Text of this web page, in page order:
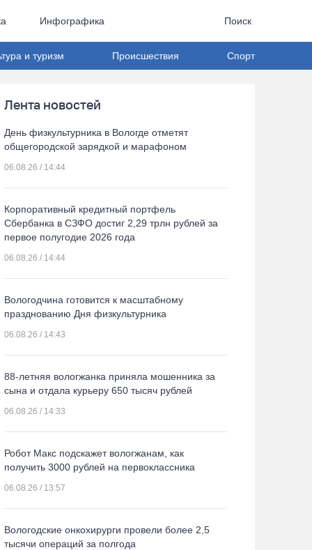
Инфографика Поиск
и туризм Происшествия Спорт
Лента новостей
День физкультурника в Вологде отметят
общегородской зарядкой и марафоном
06.08.26 / 14:44
Корпоративный кредитный портфель
Сбербанка в СЗФО достиг 2,29 трлн рублей за
первое полугодие 2026 года
06.08.26 / 14:44
Вологодчина готовится к масштабному
празднованию Дня физкультурника
06.08.26 / 14:43
88-летняя вологжанка приняла мошенника за
сына и отдала курьеру 650 тысяч рублей
06.08.26 / 14:33
Робот Макс подскажет вологжанам, как
получить 3000 рублей на первоклассника
06.08.26 / 13:57
Вологодские онкохирурги провели более 2,5
тыcячи операций за полгода